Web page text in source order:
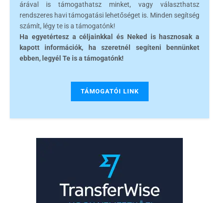
árával is támogathatsz minket, vagy választhatsz
rendszeres havi támogatási lehetőséget is. Minden segítség
számít, légy te is a támogatónk!
Ha egyetértesz a céljainkkal és Neked is hasznosak a
kapott információk, ha szeretnél segíteni bennünket
ebben, legyél Te is a támogatónk!
TÁMOGATÓI LINK